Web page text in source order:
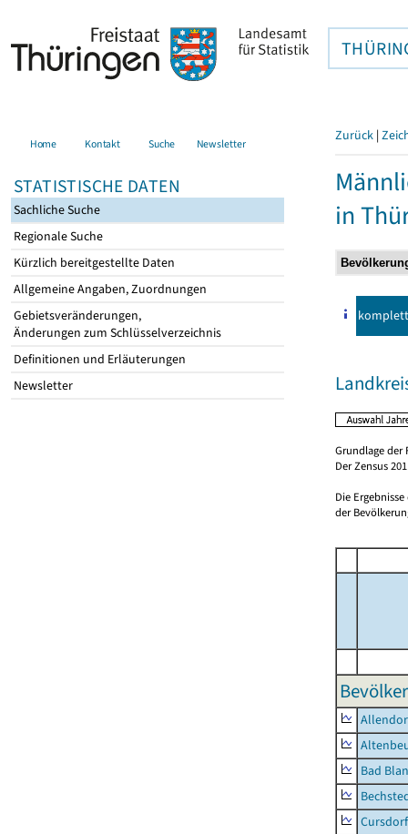
Home Kontakt Suche Newsletter
STATISTISCHE DATEN
Sachliche Suche
Regionale Suche
Kürzlich bereitgestellte Daten
Allgemeine Angaben, Zuordnungen
Gebietsveränderungen,
Änderungen zum Schlüsselverzeichnis
Definitionen und Erläuterungen
Newsletter
Zurück |
in
komplett
Grundlage der
Der Zensus
Die
der
Bad
Cursdorf